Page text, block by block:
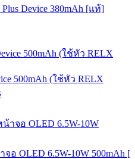
Device 380mAh [แท้]
500mAh (ใช้หัว RELX
OLED 6.5W-10W 500mAh [